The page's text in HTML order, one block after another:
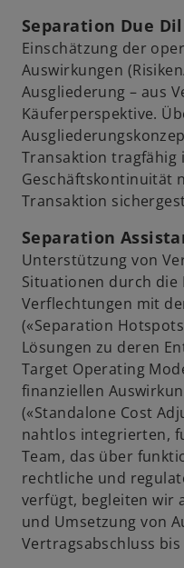
Separation Due
Einschätzung der
Auswirkungen
Ausgliederung – aus
Käuferperspektive.
Transaktion tragfähig
Geschäftskontinuität
Transaktion
Separation
Unterstützung von
Situationen durch
Verflechtungen mit
(«Separation
Lösungen zu deren
Target Operating
finanziellen
(«Standalone Cost
nahtlos integrierten,
Team, das über
rechtliche und
verfügt, begleiten wir
und Umsetzung von
Vertragsabschluss